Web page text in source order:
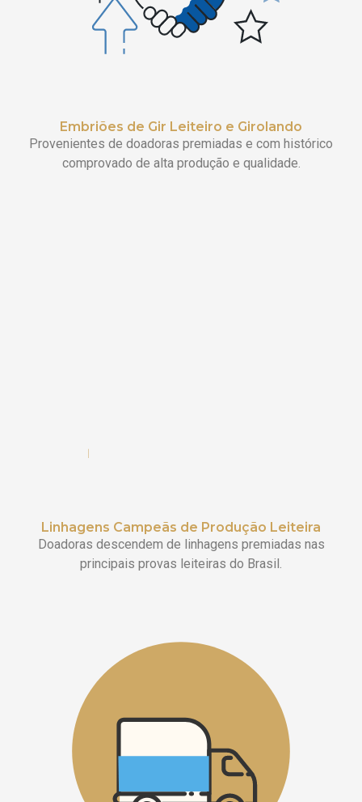
Embriões de Gir Leiteiro e Girolando
Provenientes de doadoras premiadas e com histórico
comprovado de alta produção e qualidade.
Linhagens Campeãs de Produção Leiteira
Doadoras descendem de linhagens premiadas nas
principais provas leiteiras do Brasil.